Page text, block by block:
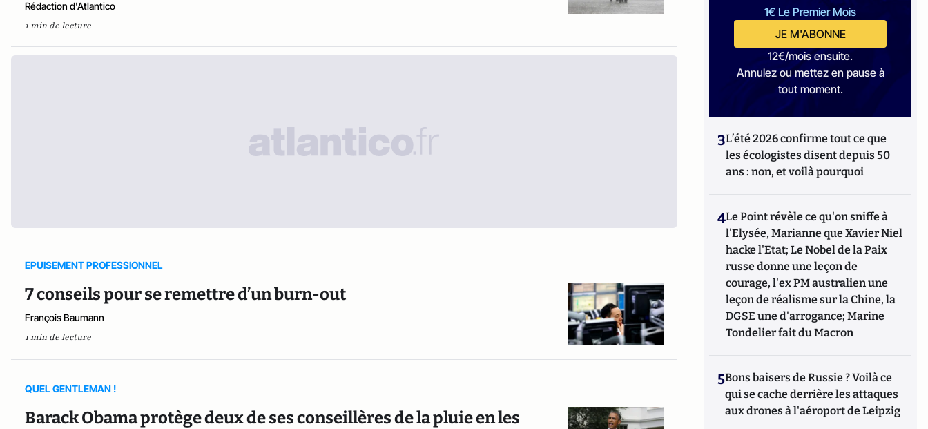
Rédaction d'Atlantico
1 min de lecture
EPUISEMENT PROFESSIONNEL
7 conseils pour se remettre d’un burn-out
François Baumann
1 min de lecture
QUEL GENTLEMAN !
Barack Obama protège deux de ses conseillères de la pluie en les
1€ Le Premier Mois
JE M'ABONNE
12€/mois ensuite.
Annulez ou mettez en pause à
tout moment.
3L’été 2026 confirme tout ce que
les écologistes disent depuis 50
ans : non, et voilà pourquoi
4Le Point révèle ce qu'on sniffe à
l'Elysée, Marianne que Xavier Niel
hacke l'Etat; Le Nobel de la Paix
russe donne une leçon de
courage, l'ex PM australien une
leçon de réalisme sur la Chine, la
DGSE une d'arrogance; Marine
Tondelier fait du Macron
5Bons baisers de Russie ? Voilà ce
qui se cache derrière les attaques
aux drones à l'aéroport de Leipzig